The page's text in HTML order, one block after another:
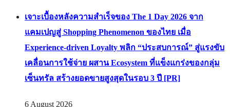
เจาะเบื้องหลังความสำเร็จของ The 1 Day 2026 จาก
แคมเปญสู่ Shopping Phenomenon ของไทย เมื่อ
Experience-driven Loyalty พลิก “ประสบการณ์” สู่แรงขับ
เคลื่อนการใช้จ่าย ผสาน Ecosystem ที่แข็งแกร่งของกลุ่ม
เซ็นทรัล สร้างยอดขายสูงสุดในรอบ 3 ปี [PR]
6 August 2026